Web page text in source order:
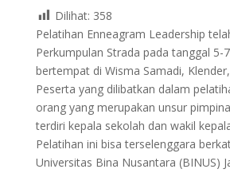
Dilihat: 358
Pelatihan Enneagram Leadership
Perkumpulan Strada pada tanggal 5-
bertempat di Wisma Samadi,
Peserta yang dilibatkan dalam
orang yang merupakan unsur
terdiri kepala sekolah dan wakil
Pelatihan ini bisa terselenggara
Universitas Bina Nusantara (BINUS)